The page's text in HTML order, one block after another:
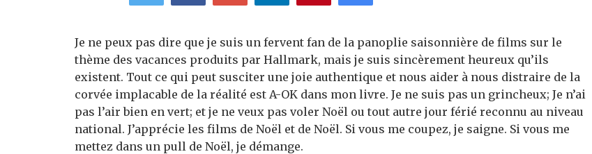
Je ne peux pas dire que je suis un fervent fan de la panoplie saisonnière de films sur le
thème des vacances produits par Hallmark, mais je suis sincèrement heureux qu’ils
existent. Tout ce qui peut susciter une joie authentique et nous aider à nous distraire de la
corvée implacable de la réalité est A-OK dans mon livre. Je ne suis pas un grincheux; Je n’ai
pas l’air bien en vert; et je ne veux pas voler Noël ou tout autre jour férié reconnu au niveau
national. J’apprécie les films de Noël et de Noël. Si vous me coupez, je saigne. Si vous me
mettez dans un pull de Noël, je démange.